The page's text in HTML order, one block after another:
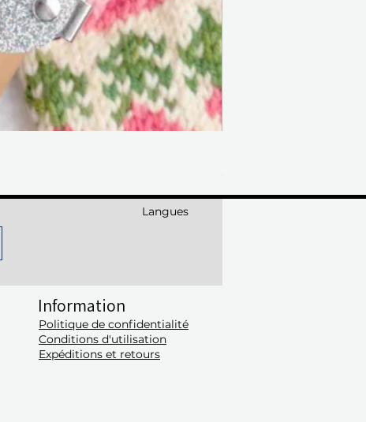
Prix
50,00 $
Langues
Information
Politique de confidentialité
Conditions d'utilisation
​Expéditions et retours